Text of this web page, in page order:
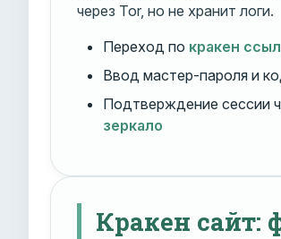
через Tor, но не хранит логи.
Переход по кракен
Ввод мастер-пароля и
Подтверждение сессии
зеркало
Кракен сайт: